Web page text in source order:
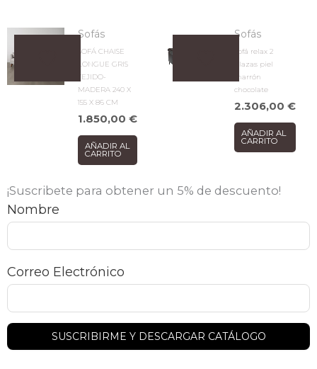
Sofás
SOFÁ CHAISE
LONGUE GRIS
TEJIDO-
MADERA 240 X
155 X 86 CM
1.850,00€
AÑADIR AL
CARRITO
Sofás
Sofá relax 2
plazas piel
marrón
chocolate
2.306,00€
AÑADIR AL
CARRITO
¡Suscribete para obtener un 5% de descuento!
Nombre
Correo Electrónico